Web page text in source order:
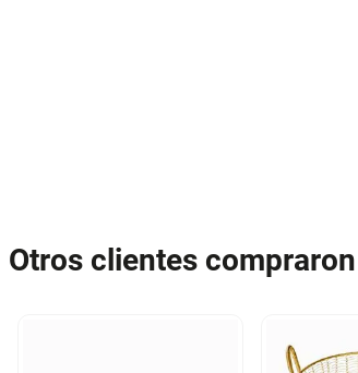
Otros clientes compraron